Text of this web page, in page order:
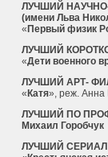
ЛУЧШИЙ
(имени Льва
« Первый физик
ЛУЧШИЙ
«Дети военного
ЛУЧШИЙ АРТ-
« Катя», реж.
ЛУЧШИЙ ПО
Михаил Горобчук
ЛУЧШИЙ